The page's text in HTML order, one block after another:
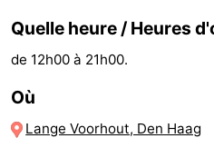
Egmond
aan
Zee
-
Noordhollands
duinreservaat
-
Wijk
-
Quelle heure / Heures
de 12h00 à 21h00.
Où
Lange Voorhout, Den Haag